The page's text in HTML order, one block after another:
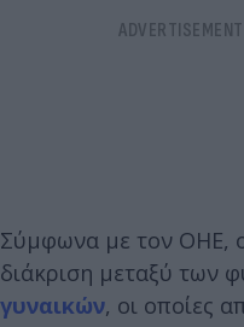
Σύμφωνα με τον ΟΗΕ, ο
διάκριση μεταξύ των
γυναικών, οι οποίες